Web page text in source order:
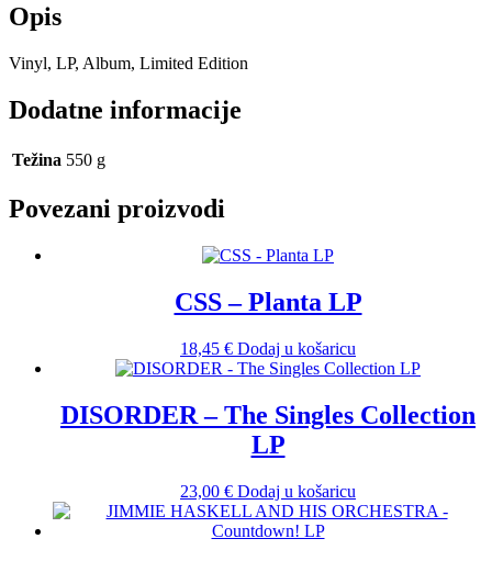
Opis
Vinyl, LP, Album, Limited Edition
Dodatne informacije
Težina 550 g
Povezani proizvodi
CSS – Planta LP
18,45 € Dodaj u košaricu
DISORDER – The Singles Collection
LP
23,00 € Dodaj u košaricu